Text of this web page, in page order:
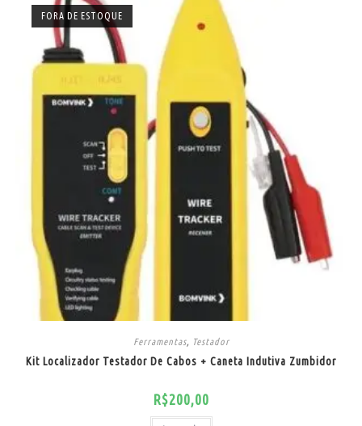
FORA DE ESTOQUE
Ferramentas, Testador
Kit Localizador Testador De Cabos + Caneta Indutiva Zumbidor
R$200,00